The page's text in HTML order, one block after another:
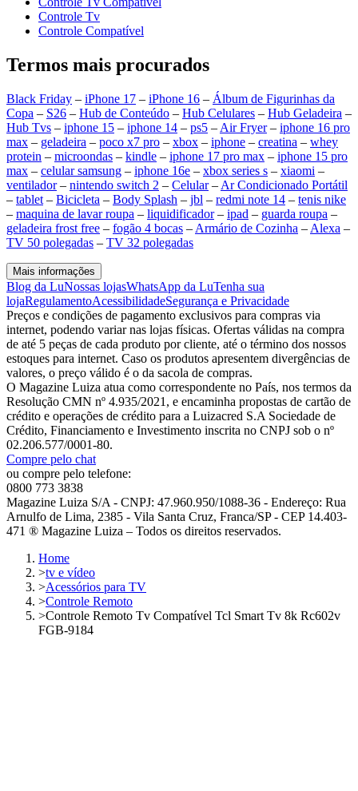
Controle Tv
Controle Compatível
Termos mais procurados
Black Friday – iPhone 17 – iPhone 16 – Álbum de Figurinhas da
Copa – S26 – Hub de Conteúdo – Hub Celulares – Hub Geladeira –
Hub Tvs – iphone 15 – iphone 14 – ps5 – Air Fryer– iphone 16 pro
max – geladeira – poco x7 pro – xbox – iphone – creatina – whey
protein – microondas – kindle – iphone 17 pro max – iphone 15 pro
max – celular samsung – iphone 16e – xbox series s – xiaomi –
ventilador– nintendo switch 2 – Celular– Ar Condicionado Portátil
– tablet – Bicicleta – Body Splash – jbl – redmi note 14 – tenis nike
– maquina de lavar roupa – liquidificador– ipad – guarda roupa –
geladeira frost free – fogão 4 bocas – Armário de Cozinha – Alexa –
TV 50 polegadas – TV 32 polegadas
Mais informações
Blog da LuNossas lojasWhatsApp da LuTenha sua
lojaRegulamentoAcessibilidadeSegurança e Privacidade
Preços e condições de pagamento exclusivos para compras via
internet, podendo variar nas lojas físicas. Ofertas válidas na compra
de até 5 peças de cada produto por cliente, até o término dos nossos
estoques para internet. Caso os produtos apresentem divergências de
valores, o preço válido é o da sacola de compras.
O Magazine Luiza atua como correspondente no País, nos termos da
Resolução CMN nº 4.935/2021, e encaminha propostas de cartão de
crédito e operações de crédito para a Luizacred S.A Sociedade de
Crédito, Financiamento e Investimento inscrita no CNPJ sob o nº
02.206.577/0001-80.
Compre pelo chat
ou compre pelo telefone:
0800 773 3838
Magazine Luiza S/A - CNPJ: 47.960.950/1088-36 - Endereço: Rua
Arnulfo de Lima, 2385 - Vila Santa Cruz, Franca/SP - CEP 14.403-
471 ® Magazine Luiza – Todos os direitos reservados.
Home
>tv e vídeo
>Acessórios para TV
>Controle Remoto
>Controle Remoto Tv Compatível Tcl Smart Tv 8k Rc602v
FGB-9184